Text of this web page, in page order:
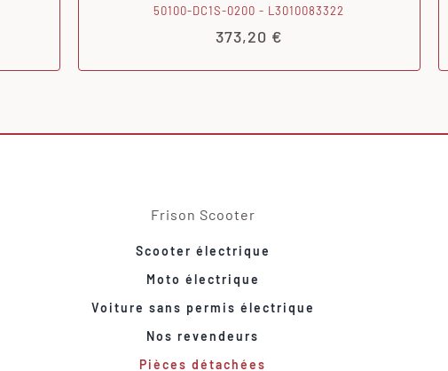
50100-DC1S-0200 - L3010083322
373,20 €
Frison Scooter
Scooter électrique
Moto électrique
Voiture sans permis électrique
Nos revendeurs
Pièces détachées